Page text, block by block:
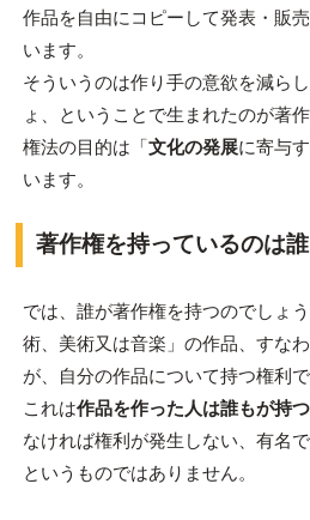
作品を自由にコピーして発表・販
います。
そういうのは作り手の意欲を減ら
ょ、ということで生まれたのが著
権法の目的は「文化の発展に寄与
います。
著作権を持っているのは誰
では、誰が著作権を持つのでしょ
術、美術又は音楽」の作品、すな
が、自分の作品について持つ権利で
これは作品を作った人は誰もが持つ
なければ権利が発生しない、有名
というものではありません。